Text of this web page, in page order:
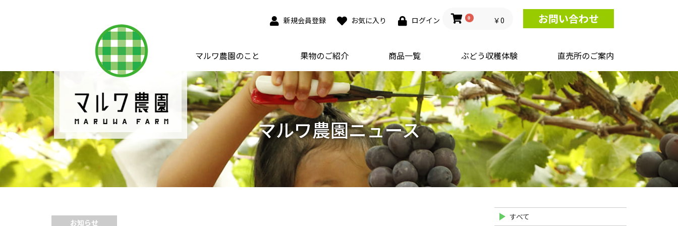
新規会員登録 お気に入り ログイン 0 ￥0 お問い合わせ
マルワ農園のこと 果物のご紹介 商品一覧 ぶどう収穫体験 直売所のご案内
マルワ農園ニュース
お知らせ
すべて